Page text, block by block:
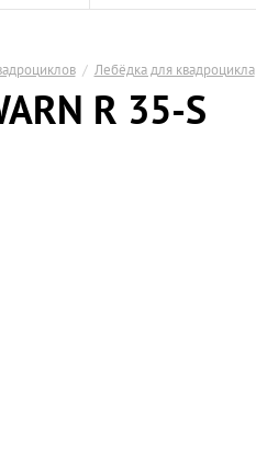
/ Лебёдка для квадроцикла
R 35-S